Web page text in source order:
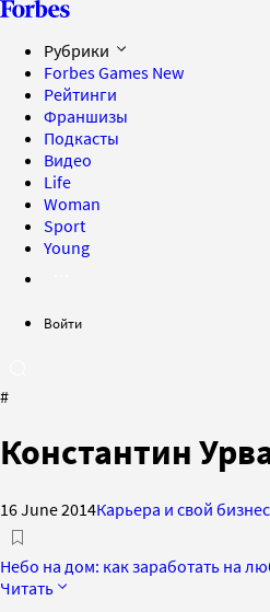
Рубрики
Forbes Games New
Рейтинги
Франшизы
Подкасты
Видео
Life
Woman
Sport
Young
Войти
#
Константин
16 June 2014Карьера и свой бизнес
Небо на дом: как заработать на
Читать